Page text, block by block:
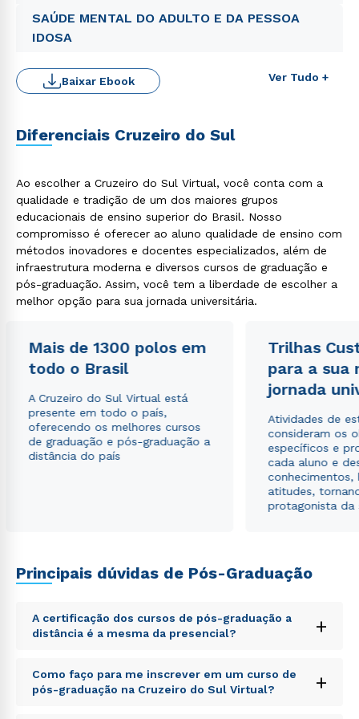
SAÚDE MENTAL DO ADULTO E DA PESSOA
IDOSA
Ver Tudo +
Baixar Ebook
Diferenciais Cruzeiro do Sul
Ao escolher a Cruzeiro do Sul Virtual, você conta com a
qualidade e tradição de um dos maiores grupos
educacionais de ensino superior do Brasil. Nosso
compromisso é oferecer ao aluno qualidade de ensino com
métodos inovadores e docentes especializados, além de
infraestrutura moderna e diversos cursos de graduação e
pós-graduação. Assim, você tem a liberdade de escolher a
melhor opção para sua jornada universitária.
Mais de 1300 polos em
todo o Brasil
A Cruzeiro do Sul Virtual está
presente em todo o país,
oferecendo os melhores cursos
de graduação e pós-graduação a
distância do país
Trilhas
para a sua
jornada
Atividades de
consideram os
específicos e
cada aluno e
conhecimentos,
atitudes,
protagonista da
Principais dúvidas de Pós-Graduação
A certificação dos cursos de pós-graduação a
distância é a mesma da presencial?
+
Sed ut perspiciatis unde omnis iste natus error sit
voluptatem accusantium doloremque laudantium,
totam rem aperiam, eaque ipsa quae ab illo inventore
Como faço para me inscrever em um curso de
pós-graduação na Cruzeiro do Sul Virtual?
+
Rápido e fácil
WhatsApp
ou
Política de Privacidade.
autorizo que meus dados sejam utilizados para o
envio de conteúdos da Cruzeiro do Sul.